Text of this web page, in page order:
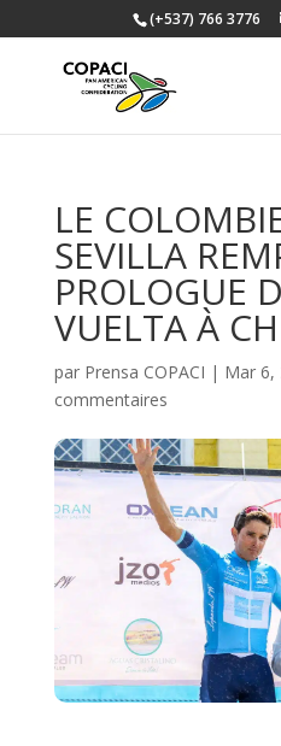
(+537) 766 3776
LE
SEVILLA
PROLOGUE
VUELTA À
par Prensa COPACI | Mar 6,
commentaires